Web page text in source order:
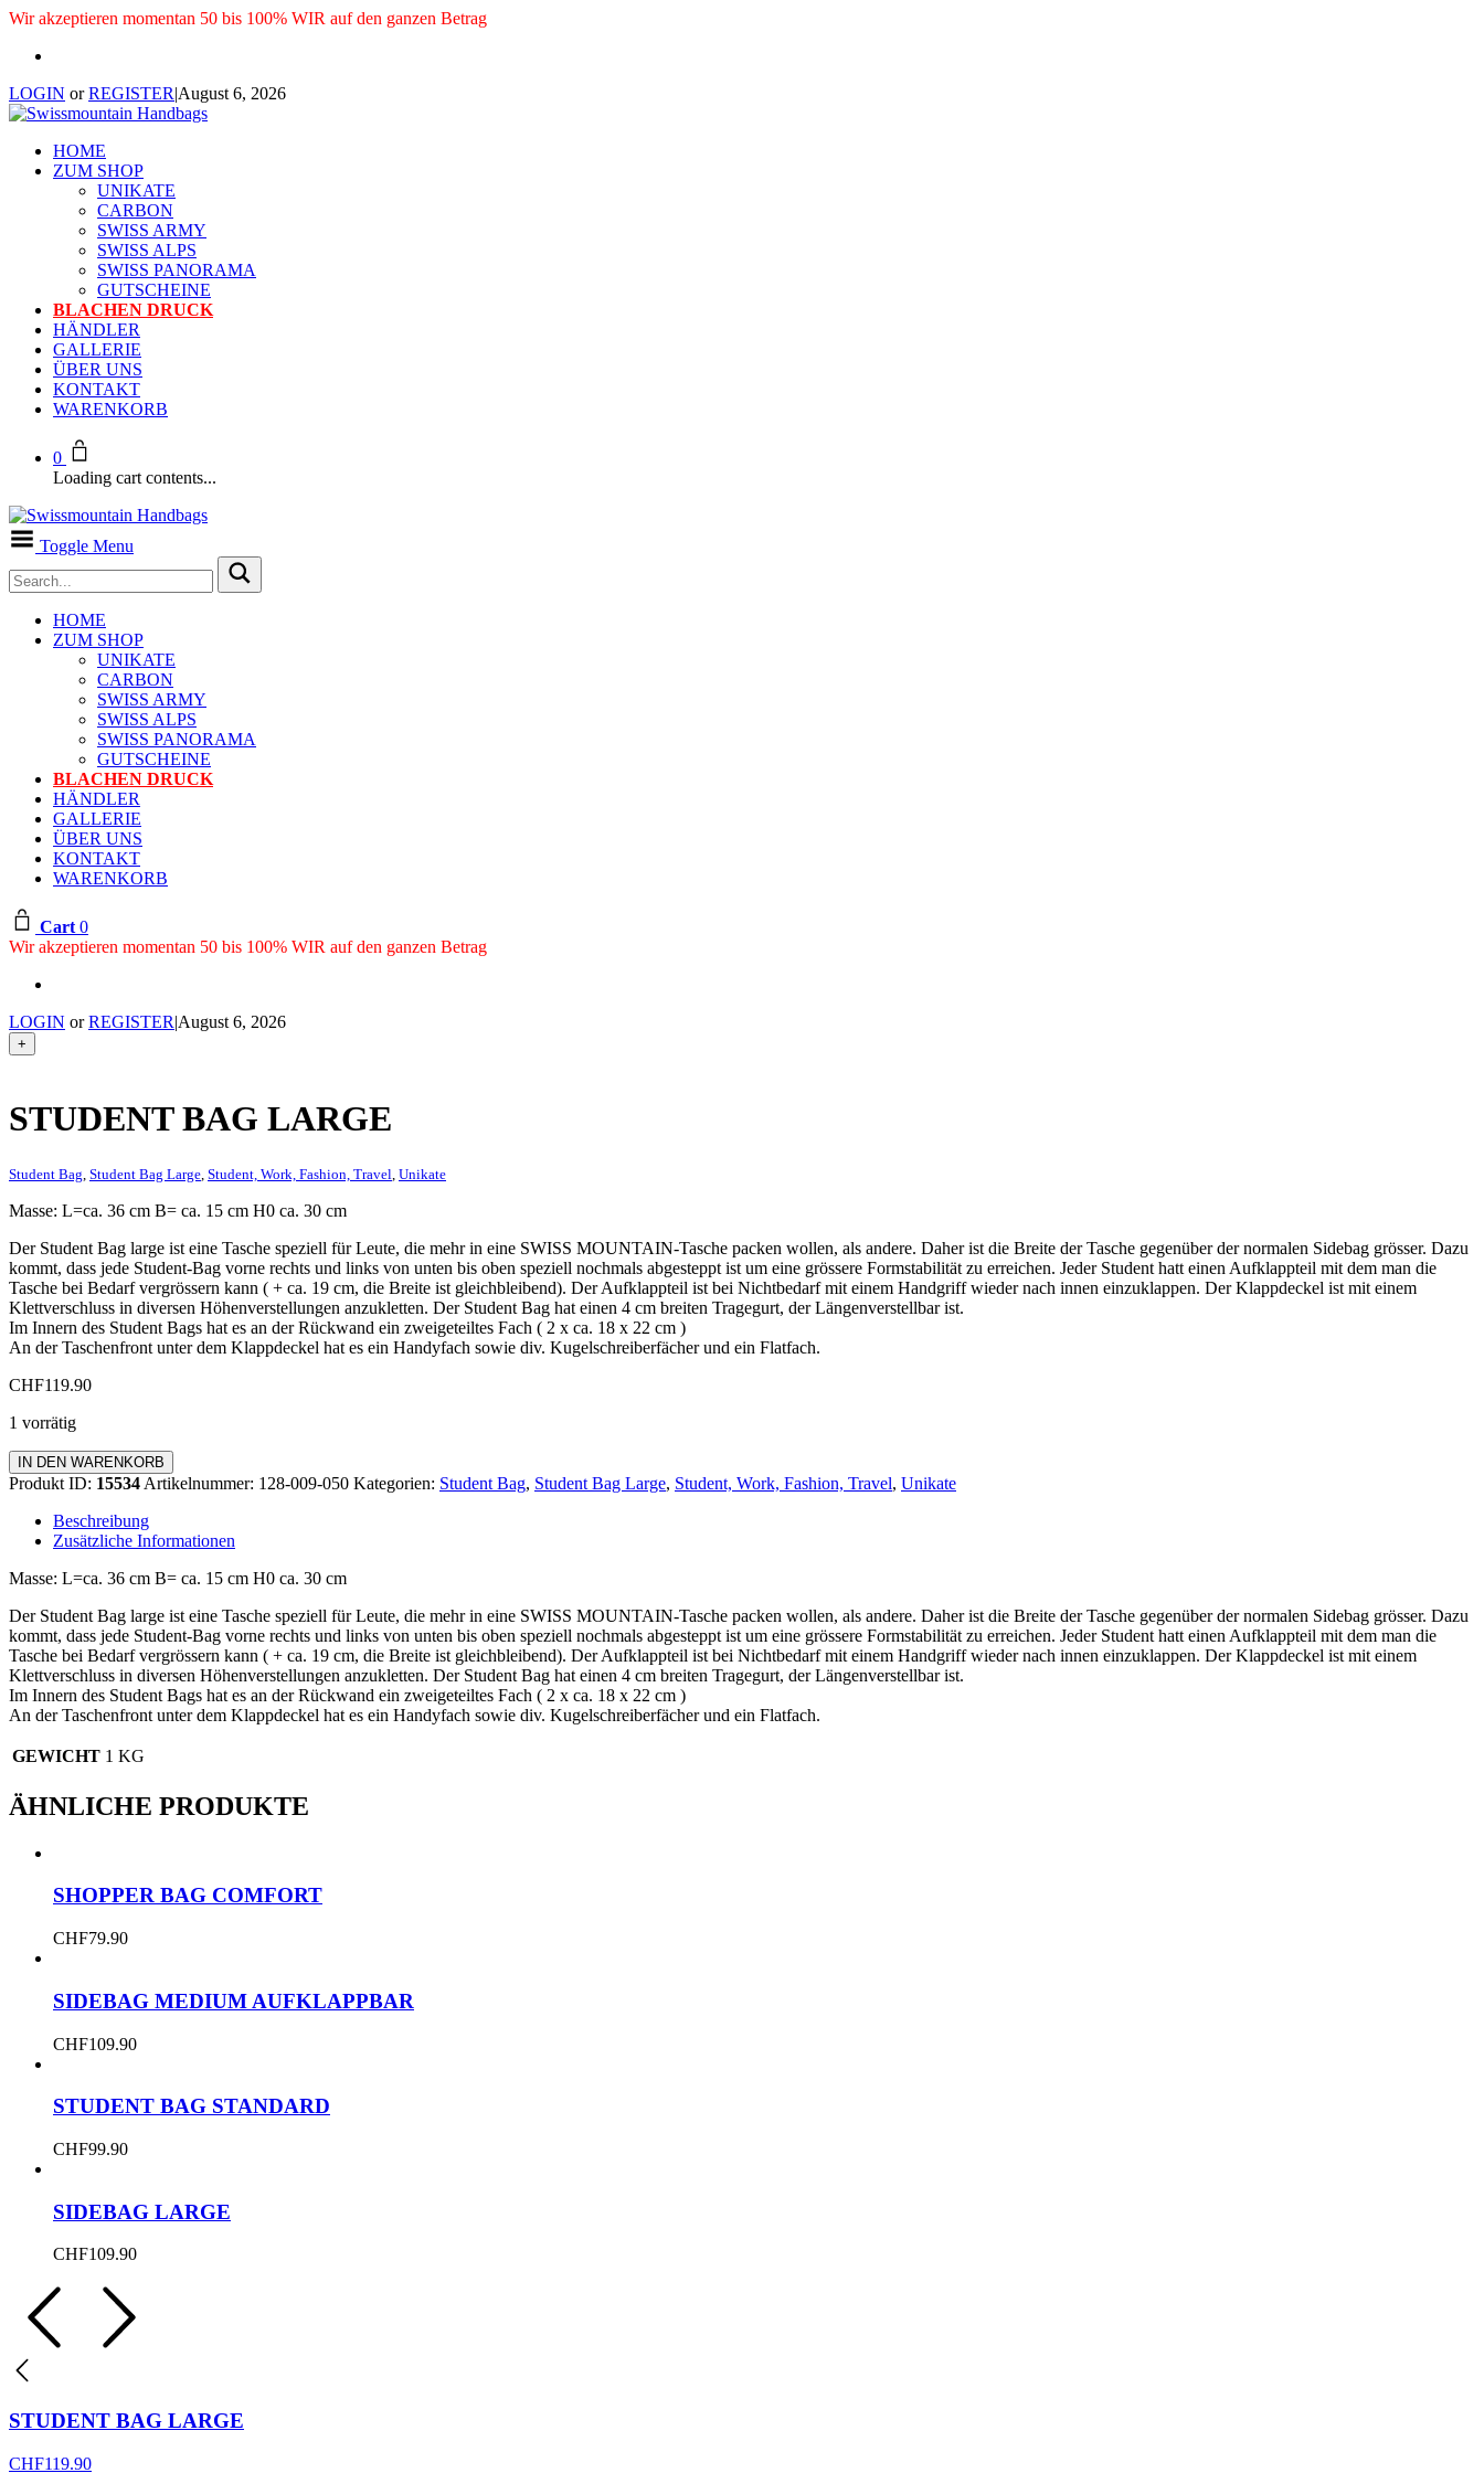
Wir akzeptieren momentan 50 bis 100% WIR auf den ganzen Betrag
LOGIN orREGISTER|August 6, 2026
HOME
ZUM SHOP
UNIKATE
CARBON
SWISS ARMY
SWISS ALPS
SWISS PANORAMA
GUTSCHEINE
BLACHEN DRUCK
HÄNDLER
GALLERIE
ÜBER UNS
KONTAKT
WARENKORB
0
Loading cart contents...
Toggle Menu
HOME
ZUM SHOP
UNIKATE
CARBON
SWISS ARMY
SWISS ALPS
SWISS PANORAMA
GUTSCHEINE
BLACHEN DRUCK
HÄNDLER
GALLERIE
ÜBER UNS
KONTAKT
WARENKORB
Cart 0
Wir akzeptieren momentan 50 bis 100% WIR auf den ganzen Betrag
LOGIN orREGISTER|August 6, 2026
+
STUDENT BAG LARGE
Student Bag Student Bag Large Student, Work, Fashion, Travel Unikate
Masse: L=ca. 36 cm B= ca. 15 cm H0 ca. 30 cm
Der Student Bag large ist eine Tasche speziell für Leute, die mehr in eine SWISS MOUNTAIN-Tasche packen wollen, als andere. Daher ist die Breite der Tasche gegenüber der normalen Sidebag grösser. Dazu
kommt, dass jede Student-Bag vorne rechts und links von unten bis oben speziell nochmals abgesteppt ist um eine grössere Formstabilität zu erreichen. Jeder Student hatt einen Aufklappteil mit dem man die
Tasche bei Bedarf vergrössern kann ( + ca. 19 cm, die Breite ist gleichbleibend). Der Aufklappteil ist bei Nichtbedarf mit einem Handgriff wieder nach innen einzuklappen. Der Klappdeckel ist mit einem
Klettverschluss in diversen Höhenverstellungen anzukletten. Der Student Bag hat einen 4 cm breiten Tragegurt, der Längenverstellbar ist.
Im Innern des Student Bags hat es an der Rückwand ein zweigeteiltes Fach ( 2 x ca. 18 x 22 cm )
An der Taschenfront unter dem Klappdeckel hat es ein Handyfach sowie div. Kugelschreiberfächer und ein Flatfach.
CHF119.90
1 vorrätig
Student
Bag
Menge
IN DEN WARENKORB
Produkt ID: 15534 Artikelnummer: 128-009-050 Kategorien: Student Bag, Student Bag Large, Student, Work, Fashion, Travel, Unikate
Beschreibung
Zusätzliche Informationen
Masse: L=ca. 36 cm B= ca. 15 cm H0 ca. 30 cm
Der Student Bag large ist eine Tasche speziell für Leute, die mehr in eine SWISS MOUNTAIN-Tasche packen wollen, als andere. Daher ist die Breite der Tasche gegenüber der normalen Sidebag grösser. Dazu
kommt, dass jede Student-Bag vorne rechts und links von unten bis oben speziell nochmals abgesteppt ist um eine grössere Formstabilität zu erreichen. Jeder Student hatt einen Aufklappteil mit dem man die
Tasche bei Bedarf vergrössern kann ( + ca. 19 cm, die Breite ist gleichbleibend). Der Aufklappteil ist bei Nichtbedarf mit einem Handgriff wieder nach innen einzuklappen. Der Klappdeckel ist mit einem
Klettverschluss in diversen Höhenverstellungen anzukletten. Der Student Bag hat einen 4 cm breiten Tragegurt, der Längenverstellbar ist.
Im Innern des Student Bags hat es an der Rückwand ein zweigeteiltes Fach ( 2 x ca. 18 x 22 cm )
An der Taschenfront unter dem Klappdeckel hat es ein Handyfach sowie div. Kugelschreiberfächer und ein Flatfach.
GEWICHT 1 KG
ÄHNLICHE PRODUKTE
SHOPPER BAG COMFORT
CHF79.90
SIDEBAG MEDIUM AUFKLAPPBAR
CHF109.90
STUDENT BAG STANDARD
CHF99.90
SIDEBAG LARGE
CHF109.90
STUDENT BAG LARGE
CHF119.90